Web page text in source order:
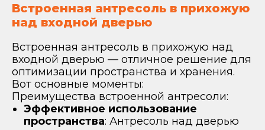
Встроенная антресоль в прихожую
над входной дверью
Встроенная антресоль в прихожую над
входной дверью — отличное решение для
оптимизации пространства и хранения.
Вот основные моменты:
Преимущества встроенной антресоли:
Эффективное использование
пространства: Антресоль над дверью